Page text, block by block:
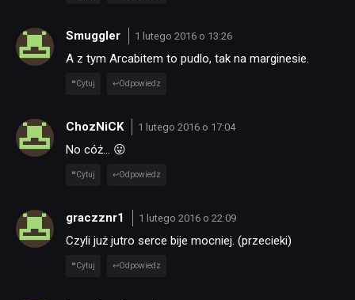
Smuggler 1 lutego 2016 o 13:26
A z tym Arcabitem to pudlo, tak na marginesie.
Cytuj Odpowiedz
ChozNiCK 1 lutego 2016 o 17:04
No cóż… 😛
Cytuj Odpowiedz
graczznr1 1 lutego 2016 o 22:09
Czyli już jutro serce bije mocniej. (przecieki)
Cytuj Odpowiedz